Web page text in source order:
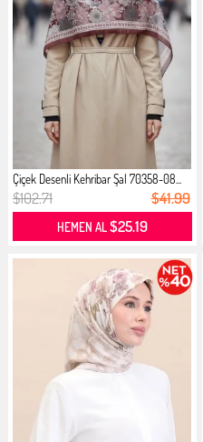
Çiçek Desenli Kehribar Şal 70358-08...
$102.71 $41.99
HEMEN AL$25.19